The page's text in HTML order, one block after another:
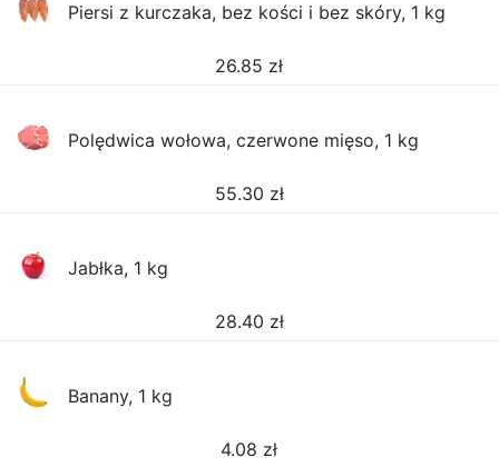
Piersi z kurczaka, bez kości i bez skóry, 1 kg
26.85 zł
Polędwica wołowa, czerwone mięso, 1 kg
55.30 zł
Jabłka, 1 kg
28.40 zł
Banany, 1 kg
4.08 zł